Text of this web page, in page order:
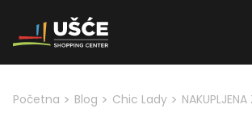
Skip to content
Početna > Blog > Chic Lady >